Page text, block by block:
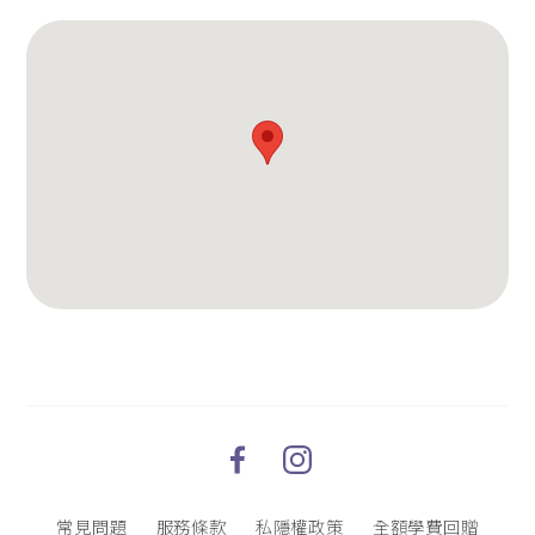
常見問題 服務條款 私隱權政策 全額學費回贈